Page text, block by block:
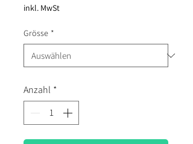
inkl. MwSt
Grösse *
Anzahl *